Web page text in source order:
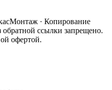
· Копирование
обратной ссылки запрещено.
офертой.